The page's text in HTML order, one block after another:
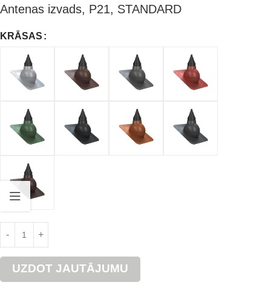
Antenas izvads, P21, STANDARD
KRĀSAS
UZDOT JAUTĀJUMU